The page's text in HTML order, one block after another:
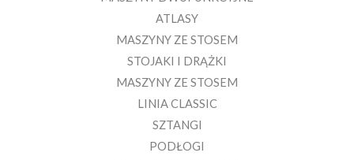
ATLASY
MASZYNY ZE STOSEM
STOJAKI I DRĄŻKI
MASZYNY ZE STOSEM
LINIA CLASSIC
SZTANGI
PODŁOGI